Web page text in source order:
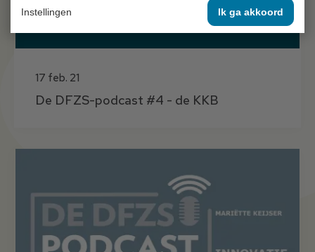
Instellingen Ik ga akkoord
17 feb. 21
De DFZS-podcast #4 - de KKB